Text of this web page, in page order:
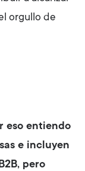
orgullo de
eso entiendo
e incluyen
pero